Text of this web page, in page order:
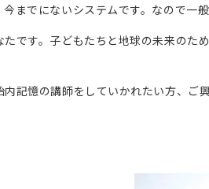
までにないシステムです。なので一
です。子どもたちと地球の未来の
記憶の講師をしていかれたい方、ご